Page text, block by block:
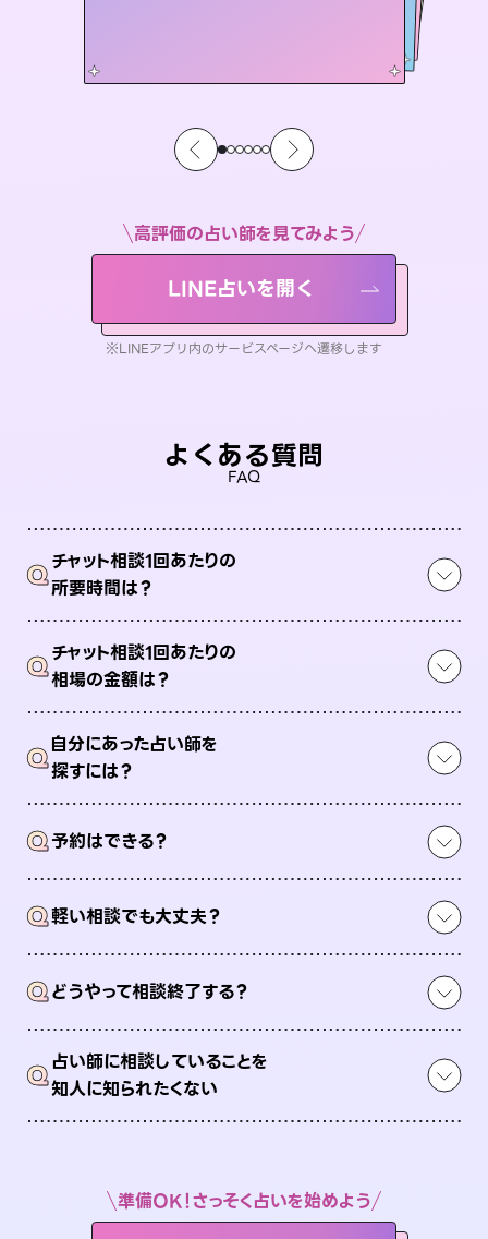
高評価の占い師を見てみよう
LINE占いを開く
※LINEアプリ内のサービスページへ遷移します
よくある質問
FAQ
Qチャット相談1回あたりの
所要時間は？
Qチャット相談1回あたりの
相場の金額は？
Q自分にあった占い師を
探すには？
Q予約はできる？
Q軽い相談でも大丈夫？
Qどうやって相談終了する？
Q占い師に相談していることを
知人に知られたくない
準備OK！さっそく占いを始めよう